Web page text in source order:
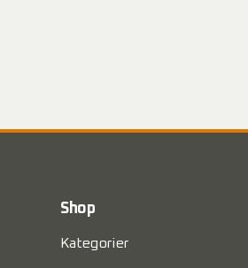
Shop
Kategorier